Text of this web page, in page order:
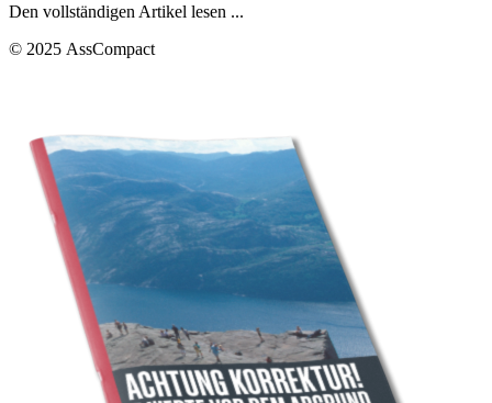
Den vollständigen Artikel lesen ...
© 2025 AssCompact